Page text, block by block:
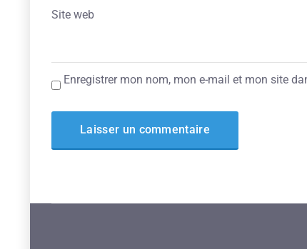
Site web
Enregistrer mon nom, mon e-mail et mon site